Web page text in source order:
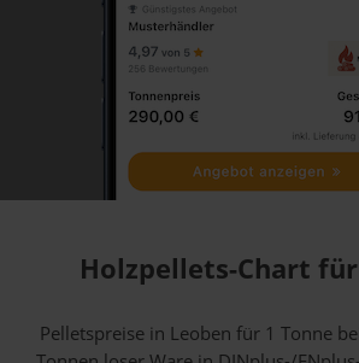
Holzpellets-Chart
Pelletspreise in Leoben für 1 Tonne